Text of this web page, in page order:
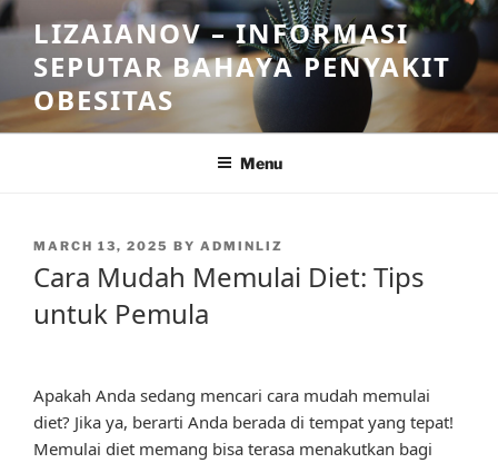
Skip
to
content
LIZAIANOV – INFORMASI
SEPUTAR BAHAYA PENYAKIT
OBESITAS
Menu
POSTED
MARCH 13, 2025 BY ADMINLIZ
Cara Mudah Memulai Diet: Tips
untuk Pemula
Apakah Anda sedang mencari cara mudah memulai
diet? Jika ya, berarti Anda berada di tempat yang tepat!
Memulai diet memang bisa terasa menakutkan bagi